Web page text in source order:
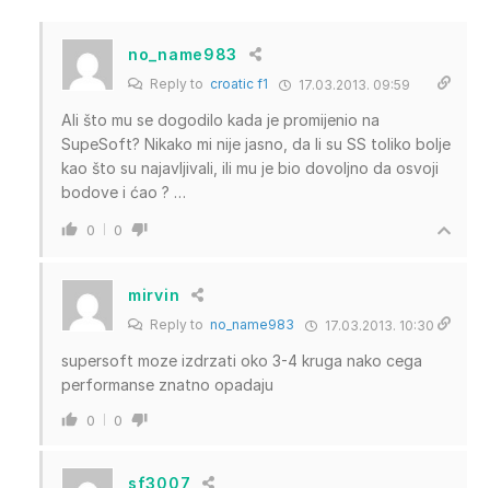
no_name983
Reply to croatic f1 17.03.2013. 09:59
Ali što mu se dogodilo kada je promijenio na
SupeSoft? Nikako mi nije jasno, da li su SS toliko bolje
kao što su najavljivali, ili mu je bio dovoljno da osvoji
bodove i ćao ? …
0 0
mirvin
Reply to no_name983 17.03.2013. 10:30
supersoft moze izdrzati oko 3-4 kruga nako cega
performanse znatno opadaju
0 0
sf3007